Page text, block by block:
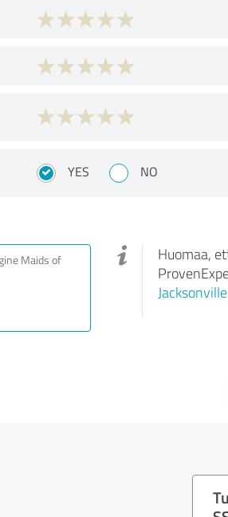
YES NO
Huomaa,
Jacksonville